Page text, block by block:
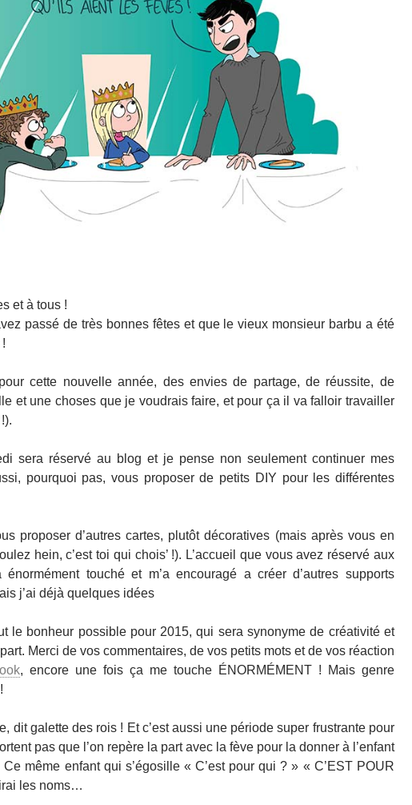
et à tous !
passé de très bonnes fêtes et que le vieux monsieur barbu a été
cette nouvelle année, des envies de partage, de réussite, de
et une choses que je voudrais faire, et pour ça il va falloir travailler
sera réservé au blog et je pense non seulement continuer mes
pourquoi pas, vous proposer de petits DIY pour les différentes
proposer d’autres cartes, plutôt décoratives (mais après vous en
hein, c’est toi qui chois’ !). L’accueil que vous avez réservé aux
énormément touché et m’a encouragé a créer d’autres supports
j’ai déjà quelques idées
le bonheur possible pour 2015, qui sera synonyme de créativité et
Merci de vos commentaires, de vos petits mots et de vos réaction
, encore une fois ça me touche ÉNORMÉMENT ! Mais genre
dit galette des rois ! Et c’est aussi une période super frustrante pour
pas que l’on repère la part avec la fève pour la donner à l’enfant
même enfant qui s’égosille « C’est pour qui ? » « C’EST POUR
les noms…